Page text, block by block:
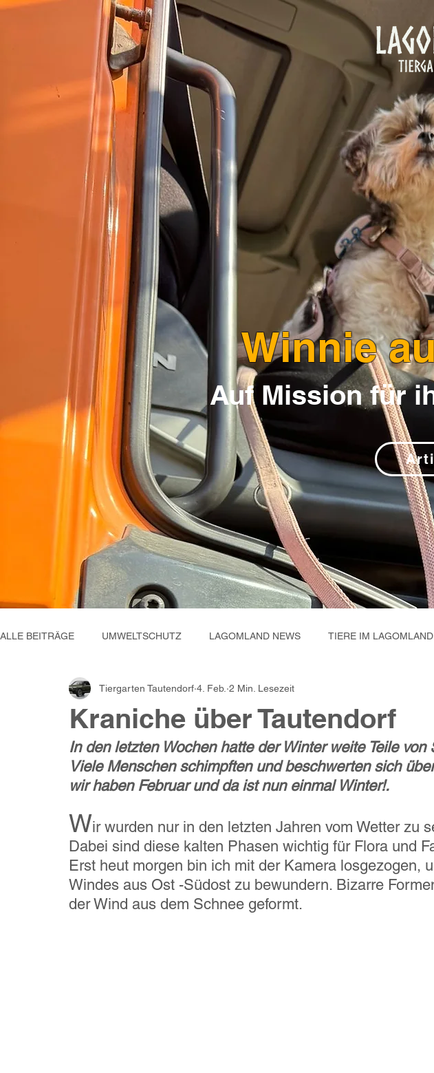
Winnie
Auf Mission für
ALLE BEITRÄGE UMWELTSCHUTZ LAGOMLAND NEWS TIERE IM LAGOMLAND
MOBILITÄT & TECHNIK SOZIALE PROJEKTE WINNIES TAGEBUCH
Tiergarten Tautendorf Reisen
Kraniche über Tautendorf
Tiergarten Tautendorf 4. Feb. 2 Min. Lesezeit
In den letzten Wochen hatte der Winter weite Teile von
Viele Menschen schimpften und beschwerten sich
wir haben Februar und da ist nun einmal Winter!.
Wir wurden nur in den letzten Jahren vom Wetter zu
Dabei sind diese kalten Phasen wichtig für Flora und
Erst heut morgen bin ich mit der Kamera losgezogen,
Windes aus Ost -Südost zu bewundern. Bizarre
der Wind aus dem Schnee geformt.